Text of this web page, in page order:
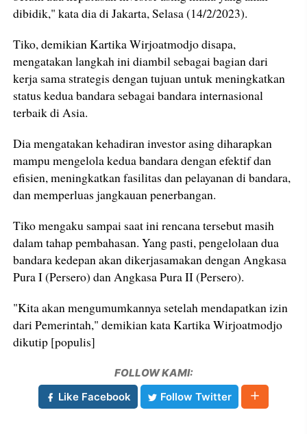
dibidik," kata dia di Jakarta, Selasa (14/2/2023).
Tiko, demikian Kartika Wirjoatmodjo disapa,
mengatakan langkah ini diambil sebagai bagian dari
kerja sama strategis dengan tujuan untuk meningkatkan
status kedua bandara sebagai bandara internasional
terbaik di Asia.
Dia mengatakan kehadiran investor asing diharapkan
mampu mengelola kedua bandara dengan efektif dan
efisien, meningkatkan fasilitas dan pelayanan di bandara,
dan memperluas jangkauan penerbangan.
Tiko mengaku sampai saat ini rencana tersebut masih
dalam tahap pembahasan. Yang pasti, pengelolaan dua
bandara kedepan akan dikerjasamakan dengan Angkasa
Pura I (Persero) dan Angkasa Pura II (Persero).
"Kita akan mengumumkannya setelah mendapatkan izin
dari Pemerintah," demikian kata Kartika Wirjoatmodjo
dikutip [populis]
FOLLOW KAMI:
Like Facebook
Follow Twitter